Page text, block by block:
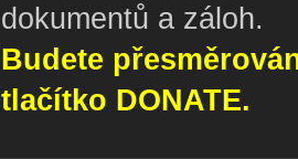
dokumentů a záloh.
Budete
tlačítko DONATE.